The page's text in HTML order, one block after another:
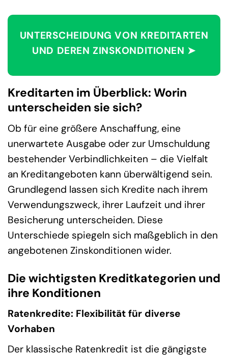
UNTERSCHEIDUNG VON KREDITARTEN
UND DEREN ZINSKONDITIONEN ➤
Kreditarten im Überblick: Worin
unterscheiden sie sich?
Ob für eine größere Anschaffung, eine
unerwartete Ausgabe oder zur Umschuldung
bestehender Verbindlichkeiten – die Vielfalt
an Kreditangeboten kann überwältigend sein.
Grundlegend lassen sich Kredite nach ihrem
Verwendungszweck, ihrer Laufzeit und ihrer
Besicherung unterscheiden. Diese
Unterschiede spiegeln sich maßgeblich in den
angebotenen Zinskonditionen wider.
Die wichtigsten Kreditkategorien und
ihre Konditionen
Ratenkredite: Flexibilität für diverse
Vorhaben
Der klassische Ratenkredit ist die gängigste